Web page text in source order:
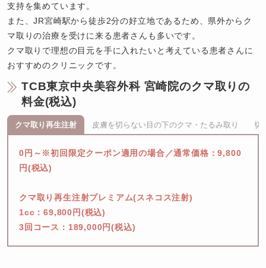
支持を集めています。
また、JR宮崎駅から徒歩2分の好立地であるため、県外からク
マ取りの治療を受けに来る患者さんも多いです。
クマ取りで理想の目元を手に入れたいと考えている患者さんに
おすすめのクリニックです。
TCB東京中央美容外科 宮崎院のクマ取りの
料金(税込)
クマ取り再生注射 皮膚を切らない目の下のクマ・たるみ取り 切
0円～※初回限定クーポン適用の場合／通常価格：9,800
円(税込)
クマ取り再生注射プレミアム(スネコス注射)
1cc：69,800円(税込)
3回コース：189,000円(税込)